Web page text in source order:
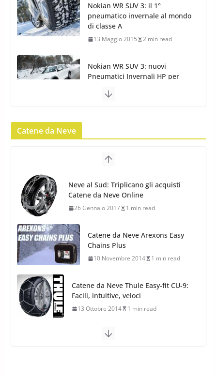
Nokian WR SUV 3: nuovi
Pneumatici Invernali HP per
condizioni invernali difficili
23 Aprile 2013 9 min read
Yokohama Geolandar G073: nuovi pneumatici
invernali SUV
2 min read
17 Febbraio 2022 6 min read
Stagioni 2022
17 Febbraio 2022
Catene da Neve
Catene da Neve Arexons Easy
Chains Plus
10 Novembre 2014 1 min read
Catene da Neve Thule Easy-fit CU-9:
Facili, intuitive, veloci
13 Ottobre 2014 1 min read
Calze da Neve Arexocks by
Arexons
26 Ottobre 2013 1 min read
Calze da Neve per Auto 2025: